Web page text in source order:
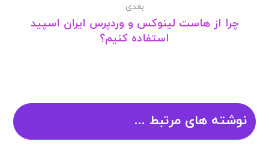
بعدی
چرا از هاست لینوکس و وردپرس ایران اسپید
استفاده کنیم؟
نوشته های مرتبط ...